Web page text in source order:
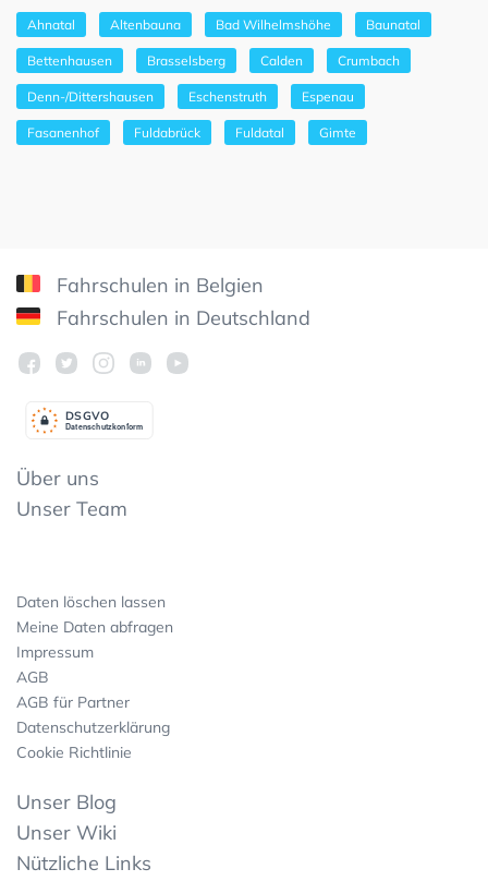
Ahnatal Altenbauna Bad Wilhelmshöhe Baunatal
Bettenhausen Brasselsberg Calden Crumbach
Denn-/Dittershausen Eschenstruth Espenau
Fasanenhof Fuldabrück Fuldatal Gimte
Fahrschulen in Belgien
Fahrschulen in Deutschland
Datenschutzkonform
DSGVO
Über uns
Unser Team
Daten löschen lassen
Meine Daten abfragen
Impressum
AGB
AGB für Partner
Datenschutzerklärung
Cookie Richtlinie
Unser Blog
Unser Wiki
Nützliche Links